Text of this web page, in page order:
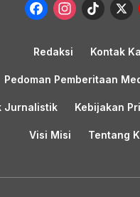
Redaksi Kontak
Pedoman Pemberitaan
Jurnalistik Kebijakan
Visi Misi Tentang